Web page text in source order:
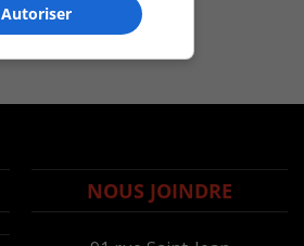
NOUS JOINDRE
Autoriser